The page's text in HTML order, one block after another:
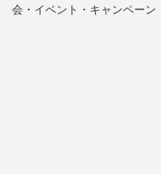
会・イベント・キャンペーン